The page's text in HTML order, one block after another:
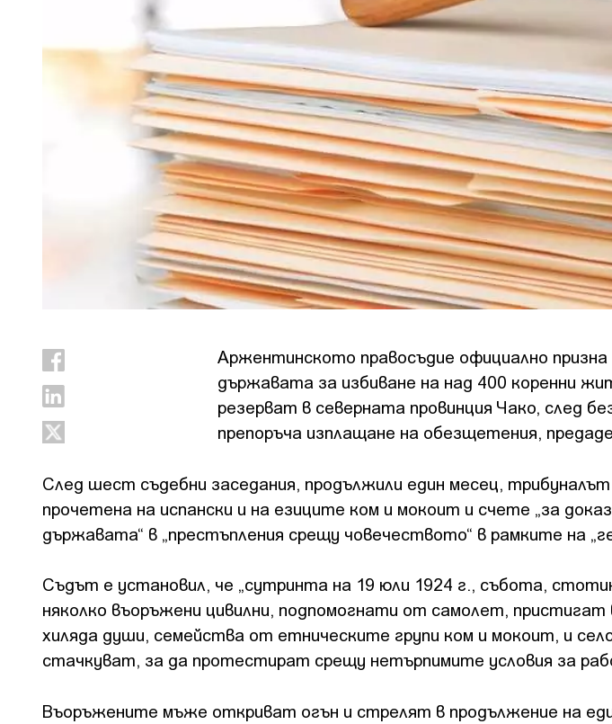
Аржентинското правосъдие официално
държавата за избиване на над 400 коренни
резерват в северната провинция Чако, след
препоръча изплащане на обезщетения,
След шест съдебни заседания, продължили един месец, трибуналът
прочетена на испански и на езиците ком и мокоит и счете „за
държавата“ в „престъпления срещу човечеството“ в рамките на
Съдът е установил, че „сутринта на 19 юли 1924 г., събота,
няколко въоръжени цивилни, подпомогнати от самолет,
хиляда души, семейства от етническите групи ком и мокоит, и
стачкуват, за да протестират срещу нетърпимите условия за
Въоръжените мъже откриват огън и стрелят в продължение на